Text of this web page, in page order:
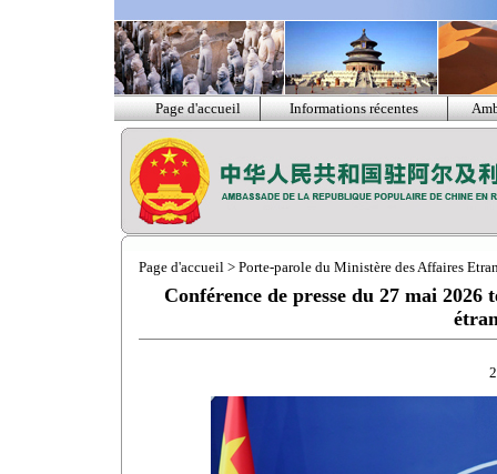
Page d'accueil Informations récentes
Page d'accueil > Porte-parole du Ministère des Affaires
Conférence de presse du 27 mai